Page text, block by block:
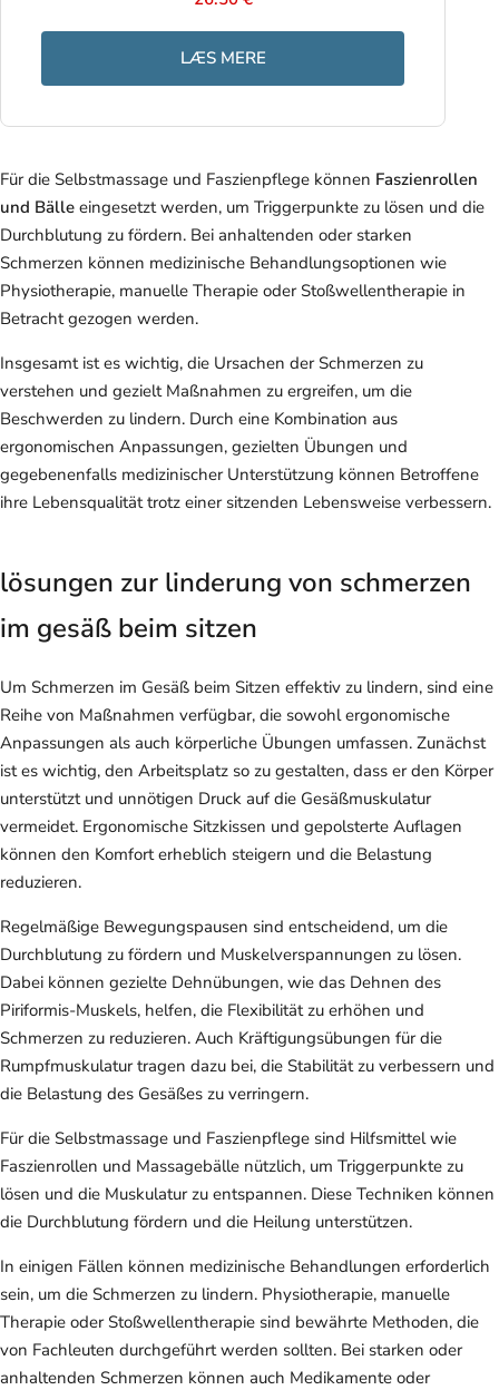
LÆS MERE
Für die Selbstmassage und Faszienpflege können Faszienrollen
und Bälle eingesetzt werden, um Triggerpunkte zu lösen und die
Durchblutung zu fördern. Bei anhaltenden oder starken
Schmerzen können medizinische Behandlungsoptionen wie
Physiotherapie, manuelle Therapie oder Stoßwellentherapie in
Betracht gezogen werden.
Insgesamt ist es wichtig, die Ursachen der Schmerzen zu
verstehen und gezielt Maßnahmen zu ergreifen, um die
Beschwerden zu lindern. Durch eine Kombination aus
ergonomischen Anpassungen, gezielten Übungen und
gegebenenfalls medizinischer Unterstützung können Betroffene
ihre Lebensqualität trotz einer sitzenden Lebensweise verbessern.
lösungen zur linderung von schmerzen
im gesäß beim sitzen
Um Schmerzen im Gesäß beim Sitzen effektiv zu lindern, sind eine
Reihe von Maßnahmen verfügbar, die sowohl ergonomische
Anpassungen als auch körperliche Übungen umfassen. Zunächst
ist es wichtig, den Arbeitsplatz so zu gestalten, dass er den Körper
unterstützt und unnötigen Druck auf die Gesäßmuskulatur
vermeidet. Ergonomische Sitzkissen und gepolsterte Auflagen
können den Komfort erheblich steigern und die Belastung
reduzieren.
Regelmäßige Bewegungspausen sind entscheidend, um die
Durchblutung zu fördern und Muskelverspannungen zu lösen.
Dabei können gezielte Dehnübungen, wie das Dehnen des
Piriformis-Muskels, helfen, die Flexibilität zu erhöhen und
Schmerzen zu reduzieren. Auch Kräftigungsübungen für die
Rumpfmuskulatur tragen dazu bei, die Stabilität zu verbessern und
die Belastung des Gesäßes zu verringern.
Für die Selbstmassage und Faszienpflege sind Hilfsmittel wie
Faszienrollen und Massagebälle nützlich, um Triggerpunkte zu
lösen und die Muskulatur zu entspannen. Diese Techniken können
die Durchblutung fördern und die Heilung unterstützen.
In einigen Fällen können medizinische Behandlungen erforderlich
sein, um die Schmerzen zu lindern. Physiotherapie, manuelle
Therapie oder Stoßwellentherapie sind bewährte Methoden, die
von Fachleuten durchgeführt werden sollten. Bei starken oder
anhaltenden Schmerzen können auch Medikamente oder